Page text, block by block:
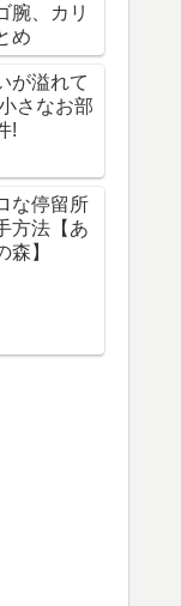
腕、カリ
め
が溢れて
さなお部
!
な停留所
方法【あ
森】